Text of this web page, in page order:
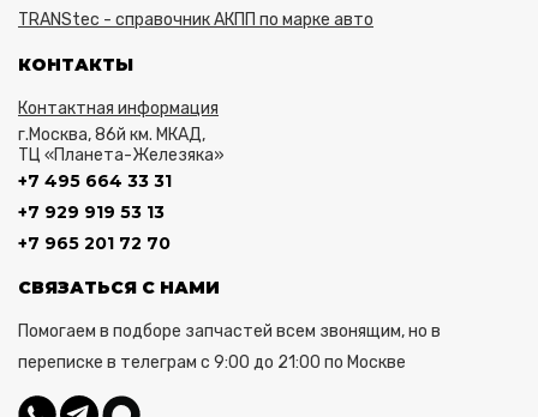
TRANStec - справочник АКПП по марке авто
КОНТАКТЫ
Контактная информация
г.Москва, 86й км. МКАД,
ТЦ «Планета-Железяка»
+7 495 664 33 31
+7 929 919 53 13
+7 965 201 72 70
СВЯЗАТЬСЯ С НАМИ
Помогаем в подборе запчастей всем звонящим, но в
переписке в телеграм с 9:00 до 21:00 по Москве